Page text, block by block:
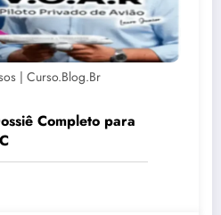
| Curso.blog.br
Completo para